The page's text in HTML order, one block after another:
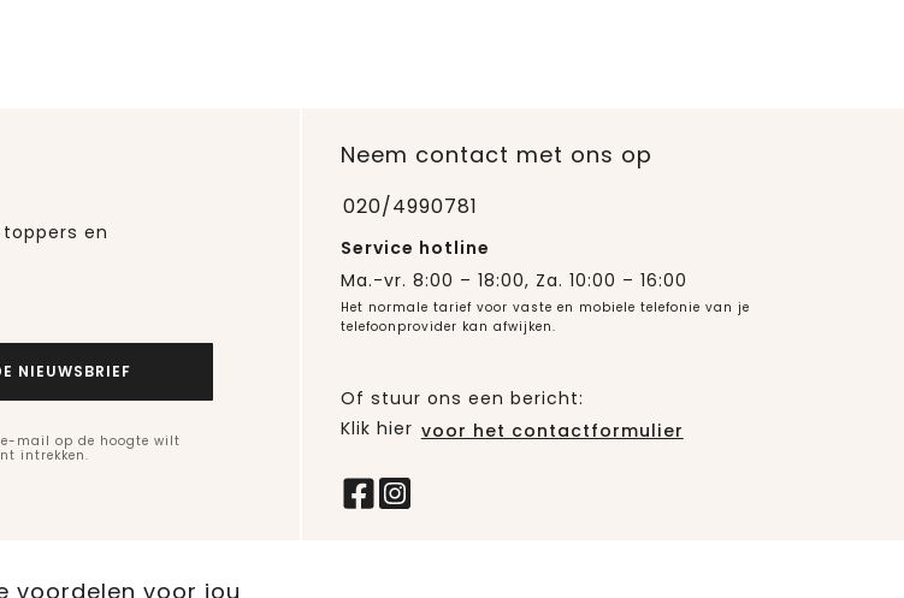
en
NIEUWSBRIEF
mail op de hoogte wilt
intrekken.
Neem contact met ons op
020/4990781
Service hotline
Ma.-vr. 8:00 – 18:00, Za. 10:00 – 16:00
Het normale tarief voor vaste en mobiele telefonie van je
telefoonprovider kan afwijken.
Of stuur ons een bericht:
Klik hier voor het contactformulier
voordelen voor jou